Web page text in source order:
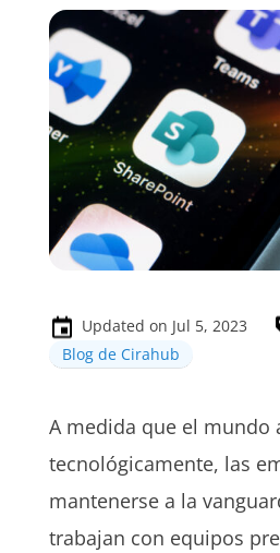
Updated on Jul 5, 2023
Blog de Cirahub
A medida que el mundo
tecnológicamente, las
mantenerse a la
trabajan con equipos